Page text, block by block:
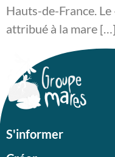
Hauts-de-France.
attribué à la mare […]
S'informer